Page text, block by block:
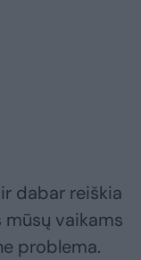
dabar reiškia
vaikams
problema.